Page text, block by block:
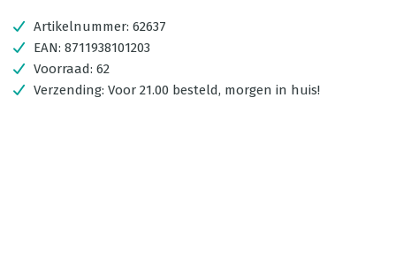
Artikelnummer: 62637
EAN: 8711938101203
Voorraad: 62
Verzending: Voor 21.00 besteld, morgen in huis!